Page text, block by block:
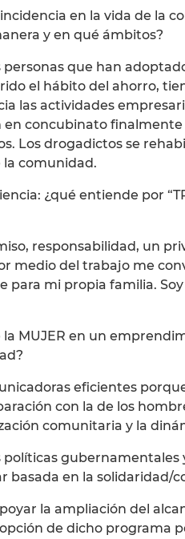
en la vida de la
y en qué ámbitos?
personas que han
el hábito del ahorro,
las actividades
en concubinato
Los drogadictos se
la comunidad.
¿qué entiende por
responsabilidad, un
medio del trabajo me
para mi propia familia.
la MUJER en un
eficientes
con la de los
comunitaria y la
políticas
basada en la solidaridad/
la ampliación del
de dicho programa